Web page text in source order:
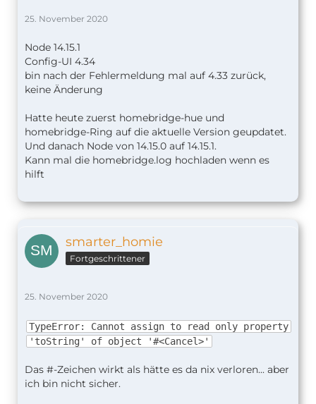
25. November 2020
Node 14.15.1
Config-UI 4.34
bin nach der Fehlermeldung mal auf 4.33 zurück,
keine Änderung
Hatte heute zuerst homebridge-hue und
homebridge-Ring auf die aktuelle Version geupdatet.
Und danach Node von 14.15.0 auf 14.15.1.
Kann mal die homebridge.log hochladen wenn es
hilft
smarter_homie
Fortgeschrittener
25. November 2020
TypeError: Cannot assign to read only property
'toString' of object '#<Cancel>'
Das #-Zeichen wirkt als hätte es da nix verloren... aber
ich bin nicht sicher.